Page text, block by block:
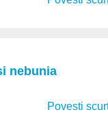
nebunia
Povesti